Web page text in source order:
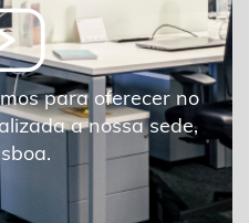
para oferecer no
a nossa sede,